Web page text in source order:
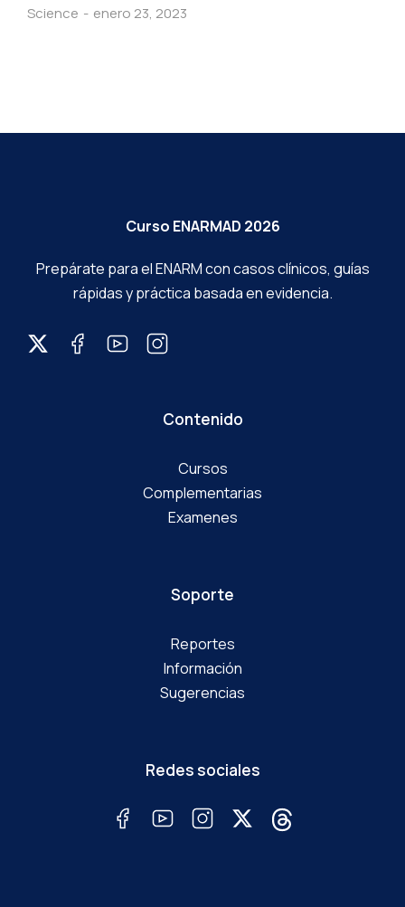
Science enero 23, 2023
Curso ENARMAD 2026
Prepárate para el ENARM con casos clínicos, guías
rápidas y práctica basada en evidencia.
Contenido
Cursos
Complementarias
Examenes
Soporte
Reportes
Información
Sugerencias
Redes sociales